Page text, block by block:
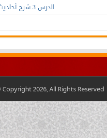
الدرس 3 شرح أحاديث من (صحيح مسلم): كتاب الإيمان 1
2026, All Rights Reserved